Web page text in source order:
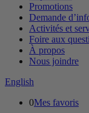
Promotions
Demande
Activités et
Foire aux
À propos
Nous joindre
English
0Mes favoris